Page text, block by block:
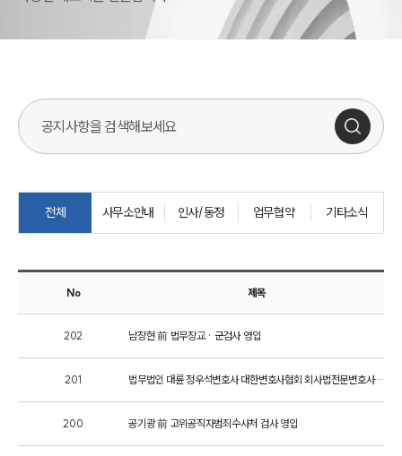
그룹소개
대륜의 강점
오시는 길
글로벌 파트너 로펌
통합검색
AI대륜
업무사례
주요 업무사례
검색어를 입력해주세요.
전체 사무소안내 인사/동정 업무협약 기타소식
No 제목
202 남장현 前 법무장교 · 군검사 영입
201 법무법인 대륜 정우석변호사 대한변호사협회 회사법전문변호사 등록
200 공기광 前 고위공직자범죄수사처 검사 영입